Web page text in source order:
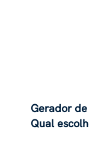
Gerador de
Qual